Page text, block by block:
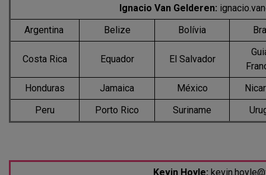
Ignacio Van Gelderen:
Argentina
Belize Bolívia
Costa Rica Equador El Salvador
Honduras
Jamaica México
Peru
Porto Rico Suriname
Kevin Hoyle: